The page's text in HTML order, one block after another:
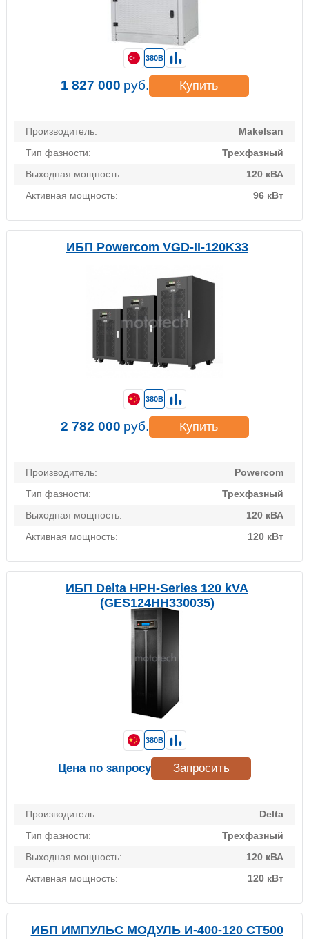
Производитель:
Makelsan
Тип фазности:
Трехфазный
Выходная мощность:
120 кВА
Активная мощность:
96 кВт
380В
1 827 000 руб. Купить
ИБП Powercom VGD-II-120K33
Производитель:
Powercom
Тип фазности:
Трехфазный
Выходная мощность:
120 кВА
Активная мощность:
120 кВт
380В
2 782 000 руб. Купить
ИБП Delta HPH-Series 120 kVA
(GES124HH330035)
Производитель:
Delta
Тип фазности:
Трехфазный
Выходная мощность:
120 кВА
Активная мощность:
120 кВт
380В
Цена по запросу Запросить
ИБП ИМПУЛЬС МОДУЛЬ И-400-120 СТ500